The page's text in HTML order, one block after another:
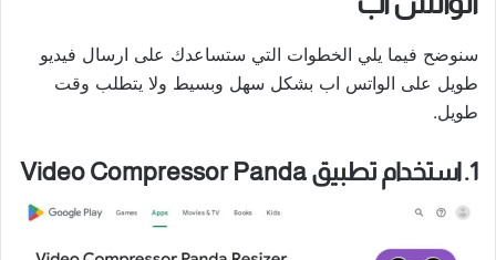
سنوضح فيما يلي الخطوات التي ستساعدك على ارسال فيديو
طويل على الواتس اب بشكل سهل وبسيط ولا يتطلب وقت
طويل.
1. استخدام تطبيق Video Compressor Panda